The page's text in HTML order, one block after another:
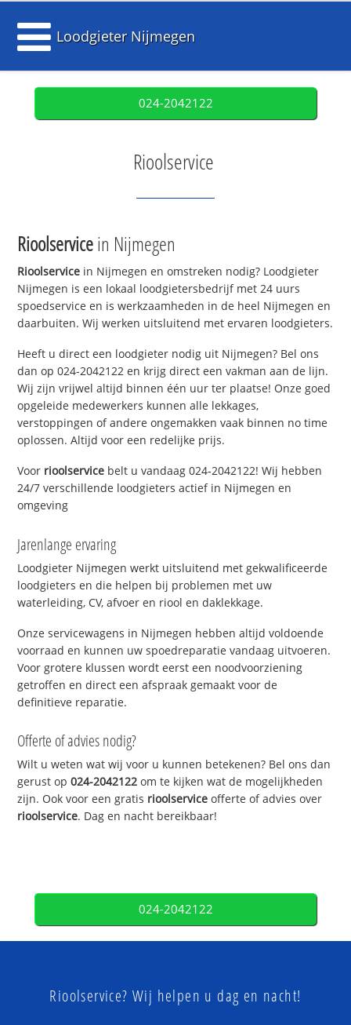
Loodgieter Nijmegen
024-2042122
Rioolservice
Rioolservicein Nijmegen
Rioolservice in Nijmegen en omstreken nodig? Loodgieter
Nijmegen is een lokaal loodgietersbedrijf met 24 uurs
spoedservice en is werkzaamheden in de heel Nijmegen en
daarbuiten. Wij werken uitsluitend met ervaren loodgieters.
Heeft u direct een loodgieter nodig uit Nijmegen? Bel ons
dan op 024-2042122 en krijg direct een vakman aan de lijn.
Wij zijn vrijwel altijd binnen één uur ter plaatse! Onze goed
opgeleide medewerkers kunnen alle lekkages,
verstoppingen of andere ongemakken vaak binnen no time
oplossen. Altijd voor een redelijke prijs.
Voor rioolservice belt u vandaag 024-2042122! Wij hebben
24/7 verschillende loodgieters actief in Nijmegen en
omgeving
Jarenlange ervaring
Loodgieter Nijmegen werkt uitsluitend met gekwalificeerde
loodgieters en die helpen bij problemen met uw
waterleiding, CV, afvoer en riool en daklekkage.
Onze servicewagens in Nijmegen hebben altijd voldoende
voorraad en kunnen uw spoedreparatie vandaag uitvoeren.
Voor grotere klussen wordt eerst een noodvoorziening
getroffen en direct een afspraak gemaakt voor de
definitieve reparatie.
Offerte of advies nodig?
Wilt u weten wat wij voor u kunnen betekenen? Bel ons dan
gerust op024-2042122 om te kijken wat de mogelijkheden
zijn. Ook voor een gratis rioolservice offerte of advies over
rioolservice. Dag en nacht bereikbaar!
024-2042122
Rioolservice? Wij helpen u dag en nacht!